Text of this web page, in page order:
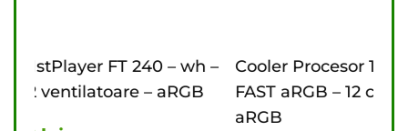
Cooler Procesor 1stPlayer FT 360 – bk
FAST aRGB – 12 cm – 3 ventilatoare –